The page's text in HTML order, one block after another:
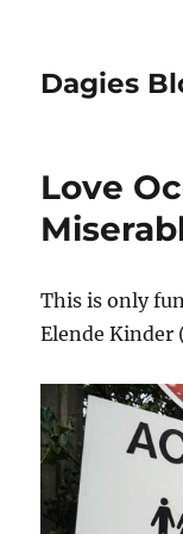
Dagies
Love
This is only
Elende Kinder